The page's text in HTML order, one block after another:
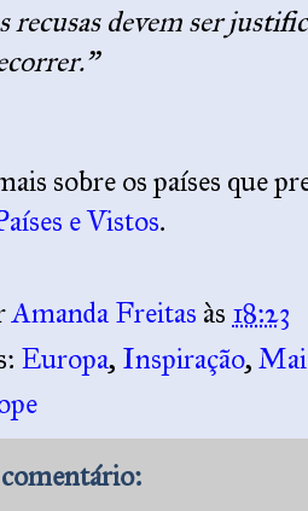
recusas devem ser
sobre os países que
e Vistos.
Amanda Freitas às 18:23
Europa, Inspiração,